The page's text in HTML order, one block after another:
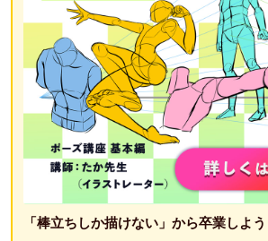
「棒立ちしか描けない」から卒業しよう